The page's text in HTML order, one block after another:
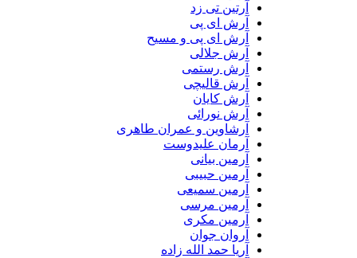
آرتین تی زد
آرش ای پی
آرش ای پی و مسیح
آرش جلالی
آرش رستمی
آرش قالیچی
آرش کایان
آرش نورائی
آرشاوین و عمران طاهری
آرمان علیدوست
آرمین بیانی
آرمین حبیبی
آرمین سمیعی
آرمین مرسی
آرمین مکری
آروان جوان
آریا حمد الله زاده